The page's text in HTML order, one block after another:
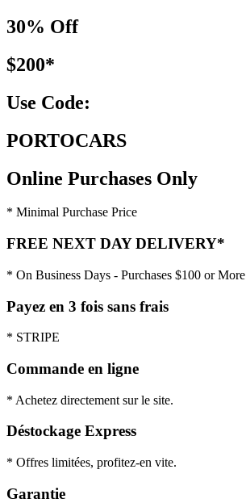
30% Off
$200*
Use Code:
PORTOCARS
Online Purchases Only
* Minimal Purchase Price
FREE NEXT DAY DELIVERY*
* On Business Days - Purchases $100 or More
Payez en 3 fois sans frais
* STRIPE
Commande en ligne
* Achetez directement sur le site.
Déstockage Express
* Offres limitées, profitez-en vite.
Garantie